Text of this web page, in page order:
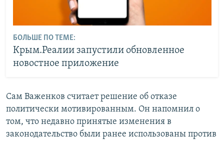
БОЛЬШЕ ПО ТЕМЕ:
Крым.Реалии запустили обновленное
новостное приложение
Сам Важенков считает решение об отказе
политически мотивированным. Он напомнил о
том, что недавно принятые изменения в
законодательство были ранее использованы против